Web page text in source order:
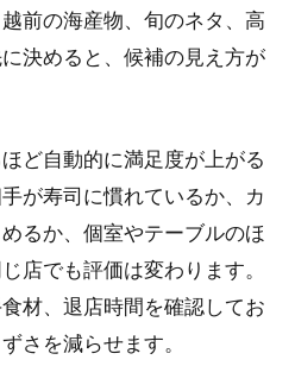
前の海産物、旬のネタ、高
決めると、候補の見え方が
ど自動的に満足度が上がる
が寿司に慣れているか、カ
るか、個室やテーブルのほ
店でも評価は変わります。
材、退店時間を確認してお
さを減らせます。